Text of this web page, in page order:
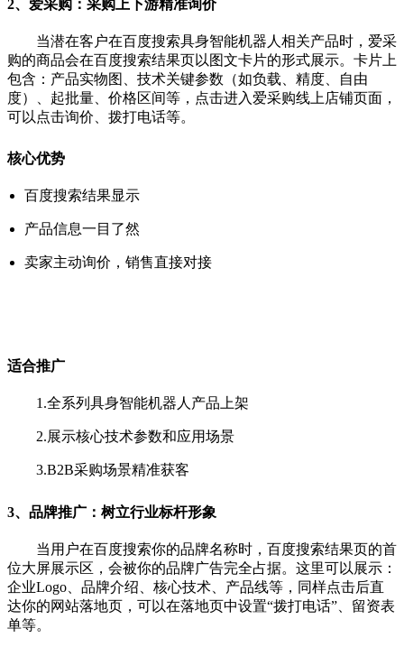
2、 爱采购：采购上下游精准询价
当潜在客户在百度搜索具身智能机器人相关产品时，爱采
购的商品会在百度搜索结果页以图文卡片的形式展示。卡片上
包含：产品实物图、技术关键参数（如负载、精度、自由
度）、起批量、价格区间等，点击进入爱采购线上店铺页面，
可以点击询价、拨打电话等。
核心优势
百度搜索结果显示
产品信息一目了然
卖家主动询价，销售直接对接
适合推广
1.全系列具身智能机器人产品上架
2.展示核心技术参数和应用场景
3.B2B采购场景精准获客
3、 品牌推广：树立行业标杆形象
当用户在百度搜索你的品牌名称时，百度搜索结果页的首
位大屏展示区，会被你的品牌广告完全占据。这里可以展示：
企业Logo、品牌介绍、核心技术、产品线等，同样点击后直
达你的网站落地页，可以在落地页中设置“拨打电话”、留资表
单等。